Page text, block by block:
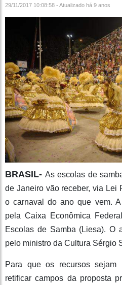
29/11/2017 10:08:58 - Atualizado há 9 anos
BRASIL-As escolas de
de Janeiro vão receber, via Lei
o carnaval do ano que vem.
pela Caixa Econômica
Escolas de Samba (Liesa). O
pelo ministro da Cultura Sérgio
Para que os recursos sejam
retificar campos da proposta